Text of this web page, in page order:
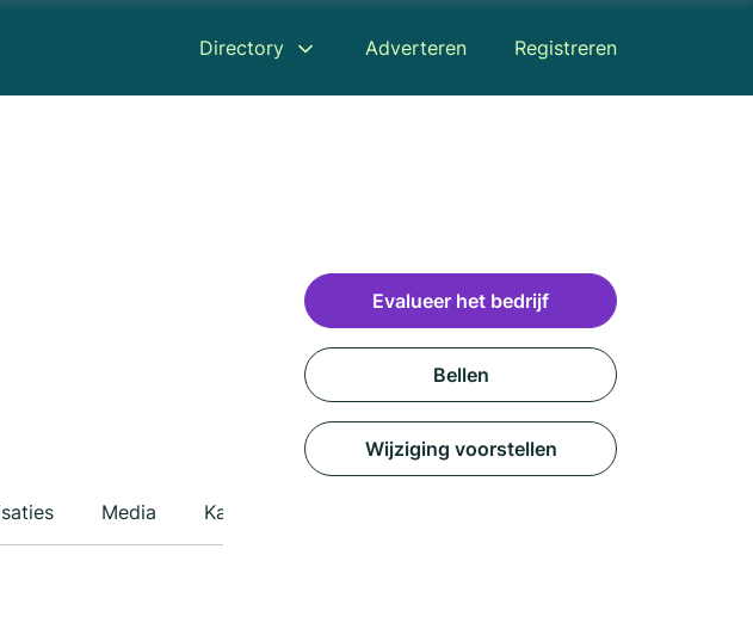
Directory Adverteren Registreren
Media Kaart
Evalueer het bedrijf
Bellen
Wijziging voorstellen